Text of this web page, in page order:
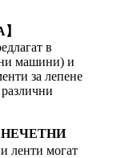
в
машини) и
за лепене
НЕЧЕТНИ
ленти могат